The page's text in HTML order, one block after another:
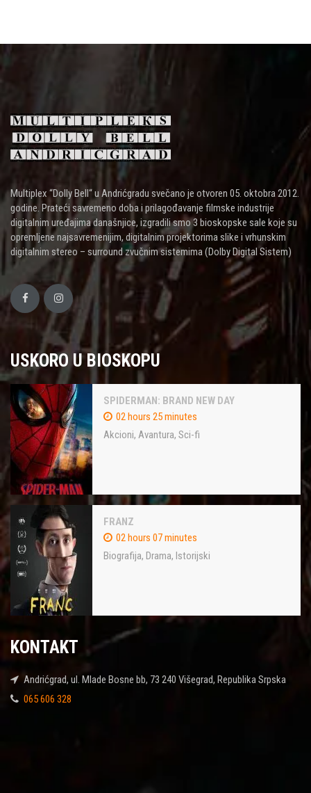
Multiplex “Dolly Bell“ u Andrićgradu svečano je otvoren 05. oktobra 2012.
godine. Prateći savremeno doba i prilagođavanje filmske industrije
digitalnim uređajima današnjice, izgradili smo 3 bioskopske sale koje su
opremljene najsavremenijim, digitalnim projektorima slike i vrhunskim
digitalnim stereo – surround zvučnim sistemima (Dolby Digital Sistem)
USKORO U BIOSKOPU
SPIDERMAN: BRAND NEW DAY
02 hours 25 minutes
Akcioni, Avantura, Sci-fi
FRANZ
02 hours 07 minutes
Biografija, Drama, Istorijski
KONTAKT
Andrićgrad, ul. Mlade Bosne bb, 73 240 Višegrad, Republika Srpska
065 606 328